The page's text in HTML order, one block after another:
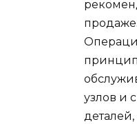
продаже.
узлов и